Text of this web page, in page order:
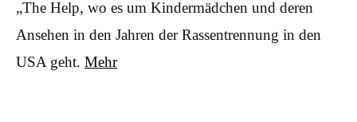
„The Help, wo es um Kindermädchen und deren
Ansehen in den Jahren der Rassentrennung in den
USA geht. Mehr